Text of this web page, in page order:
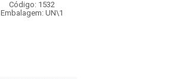
Código: 1532
Embalagem: UN\1